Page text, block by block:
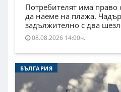
Потребителят има право
да наеме на плажа.
задължително с два
08.08.2026 14:00ч.
БЪЛГАРИЯ